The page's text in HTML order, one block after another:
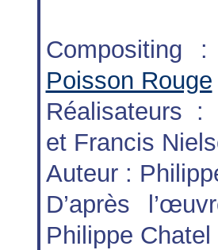
Compositing :
Poisson Rouge
Réalisateurs :
et Francis
Auteur :
D’après
Philippe Chatel